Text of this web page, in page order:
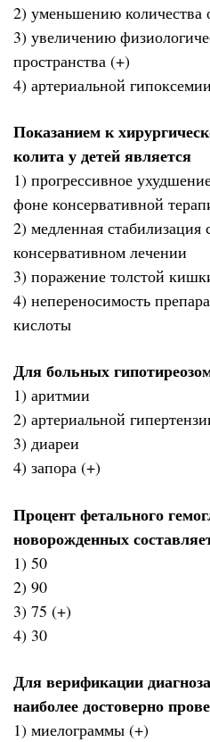
2) уменьшению количества
3) увеличению
пространства (+)
4) артериальной гипоксемии
Показанием к
колита у детей является
1) прогрессивное
фоне консервативной
2) медленная стабилизация
консервативном лечении
3) поражение толстой
4) непереносимость
кислоты
Для больных
1) аритмии
2) артериальной
3) диареи
4) запора (+)
Процент фетального
новорожденных
1) 50
2) 90
3) 75 (+)
4) 30
Для верификации
наиболее достоверно
1) миелограммы (+)